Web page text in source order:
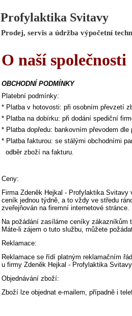
Prodej, servis a údržba výpočetní
Profylaktika Svitavy
O naší společnosti
OBCHODNÍ PODMÍNKY
Platební podmínky:
* Platba v hotovosti: při osobním převzetí
* Platba na dobírku: při dodání spediční
* Platba dopředu: bankovním převodem dle
* Platba fakturou: se stálými obchodními
odběr zboží na fakturu.
Ceny:
Firma Zdeněk Hejkal - Profylaktika Svitavy
ceník jednou týdně, a to vždy ve středu
zveřejňován na firemní internetové stránce.
Na požádání zasíláme ceníky zákazníkům
Máte-li zájem o tuto službu, můžete
Reklamace:
Reklamace se řídí platným reklamačním
u firmy Zdeněk Hejkal - Profylaktika
Objednávání zboží:
Zboží lze objednat e-mailem, případně i